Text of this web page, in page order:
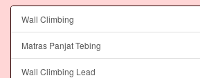
Wall Climbing
Matras Panjat Tebing
Wall Climbing Lead